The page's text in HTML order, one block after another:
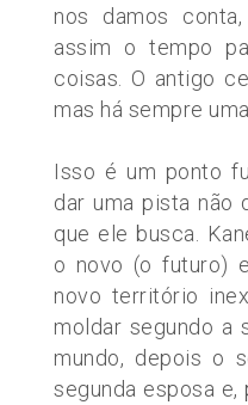
nos damos
assim o tempo
coisas. O antigo
mas há sempre
Isso é um ponto
dar uma pista não
que ele busca.
o novo (o futuro)
novo território
moldar segundo a
mundo, depois o
segunda esposa e,